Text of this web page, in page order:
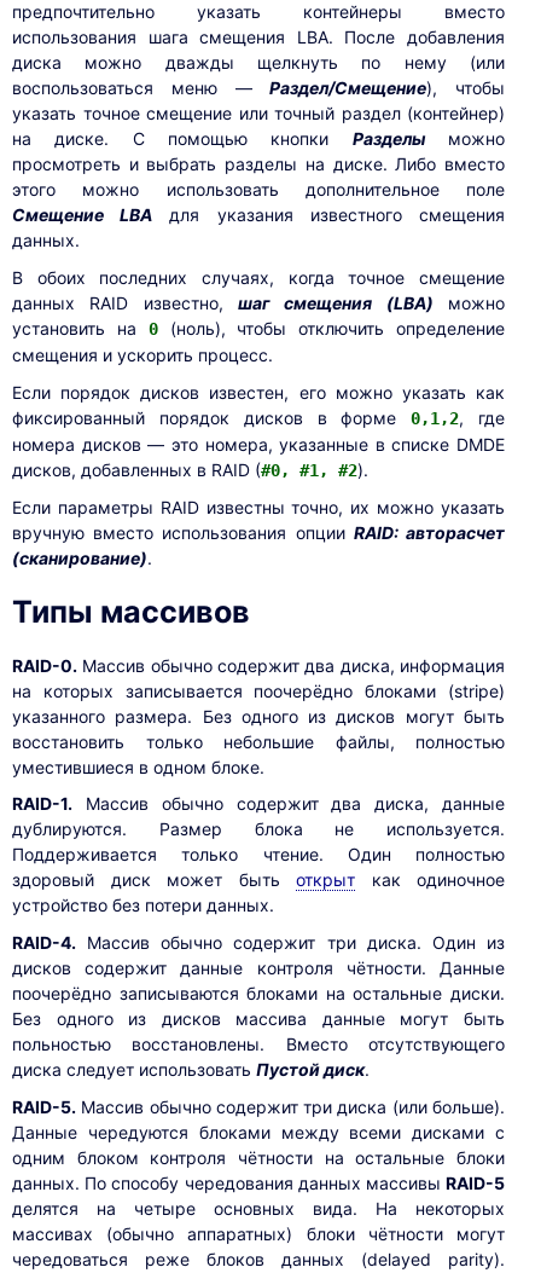
предпочтительно указать контейнеры вместо
использования шага смещения LBA. После добавления
диска можно дважды щелкнуть по нему (или
воспользоваться меню —Раздел/Смещение), чтобы
указать точное смещение или точный раздел (контейнер)
на диске. С помощью кнопки Разделыможно
просмотреть и выбрать разделы на диске. Либо вместо
этого можно использовать дополнительное поле
Смещение LBA для указания известного смещения
данных.
В обоих последних случаях, когда точное смещение
данных RAID известно, шаг смещения (LBA) можно
установить на 0(ноль), чтобы отключить определение
смещения и ускорить процесс.
Если порядок дисков известен, его можно указать как
фиксированный порядок дисков в форме0,1,2, где
номера дисков — это номера, указанные в списке DMDE
дисков, добавленных в RAID (#0, #1, #2).
Если параметры RAID известны точно, их можно указать
вручную вместо использования опции RAID: авторасчет
(сканирование).
Типы массивов
RAID-0. Массив обычно содержит два диска, информация
на которых записывается поочерёдно блоками (stripe)
указанного размера. Без одного из дисков могут быть
восстановить только небольшие файлы, полностью
уместившиеся в одном блоке.
RAID-1. Массив обычно содержит два диска, данные
дублируются. Размер блока не используется.
Поддерживается только чтение. Один полностью
здоровый диск может быть открыт как одиночное
устройство без потери данных.
RAID-4. Массив обычно содержит три диска. Один из
дисков содержит данные контроля чётности. Данные
поочерёдно записываются блоками на остальные диски.
Без одного из дисков массива данные могут быть
польностью восстановлены. Вместо отсутствующего
диска следует использовать Пустой диск.
RAID-5. Массив обычно содержит три диска (или больше).
Данные чередуются блоками между всеми дисками с
одним блоком контроля чётности на остальные блоки
данных. По способу чередования данных массивы RAID-5
делятся на четыре основных вида. На некоторых
массивах (обычно аппаратных) блоки чётности могут
чередоваться реже блоков данных (delayed parity).